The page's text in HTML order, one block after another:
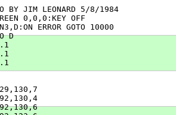
BY JIM LEONARD 5/8/1984
0,0,0:KEY OFF
ERROR GOTO 10000
D